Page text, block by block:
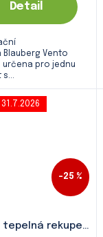
Detail
Vento
určena pro jednu
–25 %
Lokální tepelná rekuperace XROOM-100 antracitová